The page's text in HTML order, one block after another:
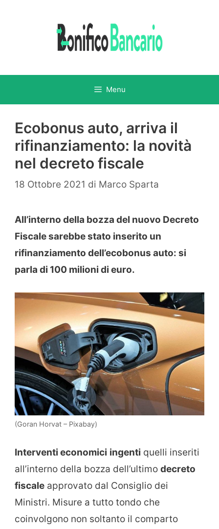
Menu
Ecobonus auto, arriva il
rifinanziamento: la novità
nel decreto fiscale
18 Ottobre 2021 di Marco Sparta
All’interno della bozza del nuovo Decreto
Fiscale sarebbe stato inserito un
rifinanziamento dell’ecobonus auto: si
parla di 100 milioni di euro.
(Goran Horvat – Pixabay)
Interventi economici ingenti quelli inseriti
all’interno della bozza dell’ultimo decreto
fiscale approvato dal Consiglio dei
Ministri. Misure a tutto tondo che
coinvolgono non soltanto il comparto